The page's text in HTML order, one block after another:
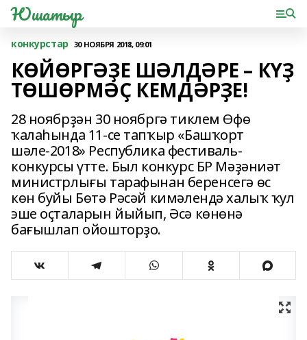
Юшатыр
конкурстар 30 НОЯБРЯ 2018, 09:01
КӨЙӨРГӘҘЕ ШӘЛДӘРЕ – КҮҘ
ТӨШӨРМӘҪ КЕМДӘРҘЕ!
28 ноябрҙән 30 ноябргә тиклем Өфө
ҡалаһында 11-се тапҡыр «Башҡорт
шәле-2018» Республика фестиваль-
конкурсы үтте. Был конкурс БР Мәҙәниәт
министрлығы тарафынан беренсегә өс
көн буйы Бөтә Рәсәй кимәлендә халыҡ ҡул
эше оҫталарын йыйып, Әсә көнөнә
бағышлап ойошторҙо.